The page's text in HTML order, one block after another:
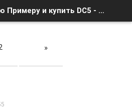
хочу продать свою Примеру и купить DC5 - Список форумов
»